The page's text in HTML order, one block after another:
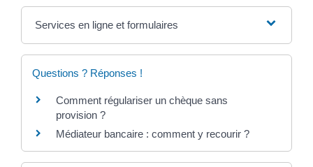
Services en ligne et formulaires
Questions ? Réponses !
Comment régulariser un chèque sans
provision ?
Médiateur bancaire : comment y recourir ?